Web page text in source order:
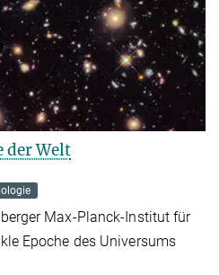
der Welt
Max-Planck-Institut für
Epoche des Universums